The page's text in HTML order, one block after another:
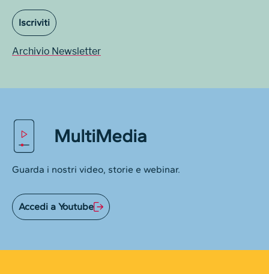
Iscriviti
Archivio Newsletter
MultiMedia
Guarda i nostri video, storie e webinar.
Accedi a Youtube